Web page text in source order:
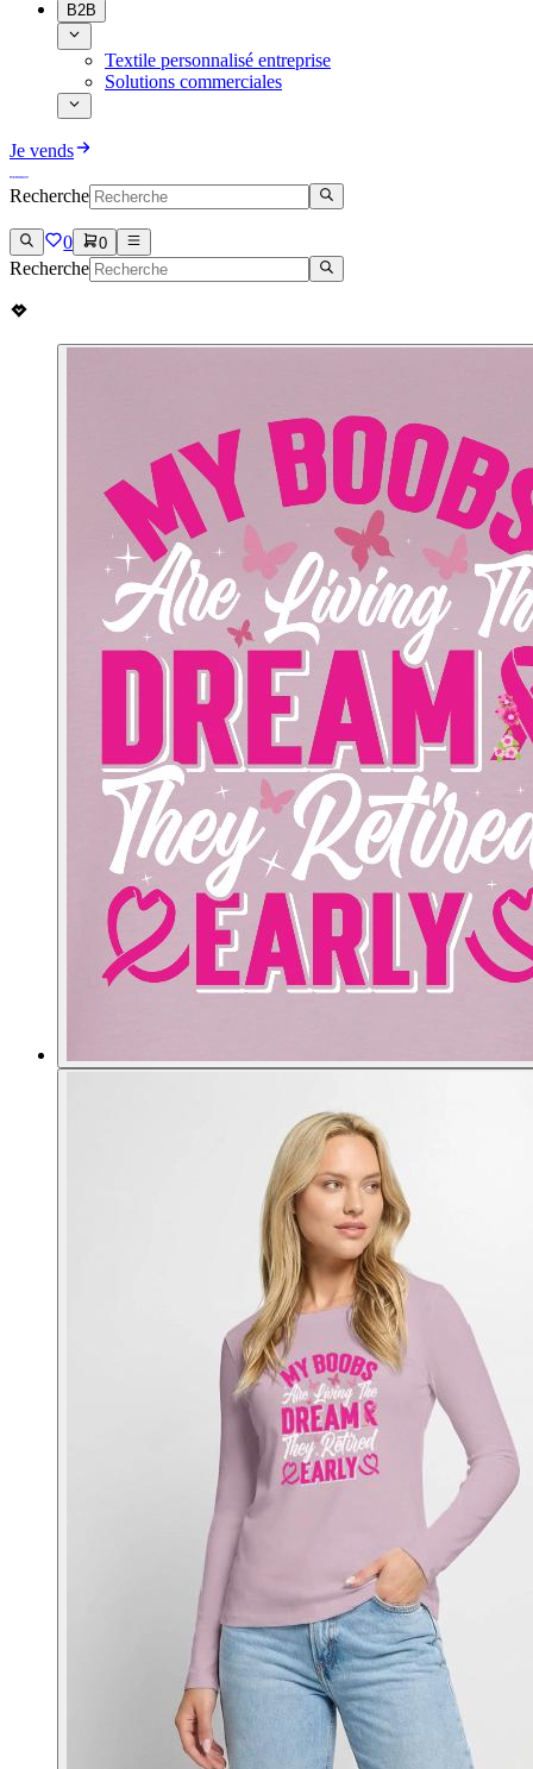
B2B
Textile personnalisé entreprise
Solutions commerciales
Je vends
Recherche
0 0
Recherche